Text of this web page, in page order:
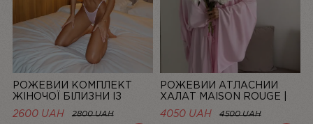
РОЖЕВИЙ КОМПЛЕКТ
ЖІНОЧОЇ БІЛИЗНИ ІЗ
СІТОЧКИ BASIC PINK |
LINIYA
2600 UAH 2800 UAH
РОЖЕВИЙ АТЛАСНИЙ
ХАЛАТ MAISON ROUGE |
LINIYA
4050 UAH 4500 UAH